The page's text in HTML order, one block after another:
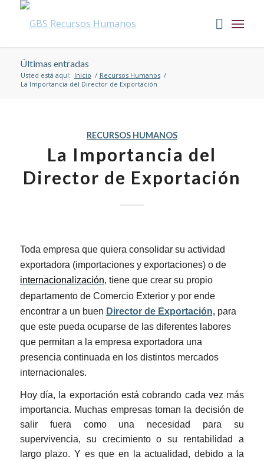
Últimas entradas
Usted está aquí: Inicio / Recursos Humanos /
La Importancia del Director de Exportación
RECURSOS HUMANOS
La Importancia del
Director de Exportación
Toda empresa que quiera consolidar su actividad
exportadora (importaciones y exportaciones) o de
internacionalización, tiene que crear su propio
departamento de Comercio Exterior y por ende
encontrar a un buen Director de Exportación,para
que este pueda ocuparse de las diferentes labores
que permitan a la empresa exportadora una
presencia continuada en los distintos mercados
internacionales.
Hoy día, la exportación está cobrando cada vez más
importancia. Muchas empresas toman la decisión de
salir fuera como una necesidad para su
supervivencia, su crecimiento o su rentabilidad a
largo plazo. Y es que en la actualidad, debido a la